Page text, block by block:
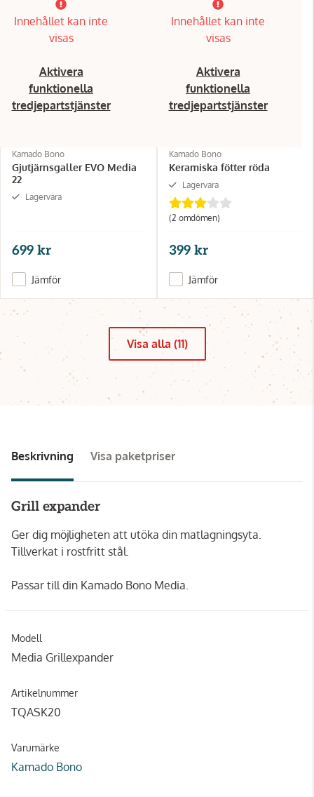
Innehållet kan inte
visas
Aktivera
funktionella
tredjepartstjänster
Kamado Bono
Gjutjärnsgaller EVO Media
22
Lagervara
699 kr
Jämför
Innehållet kan inte
visas
Aktivera
funktionella
tredjepartstjänster
Kamado Bono
Keramiska fötter röda
Lagervara
(2 omdömen)
399 kr
Jämför
Visa alla (11)
Beskrivning Visa paketpriser
Grill expander
Ger dig möjligheten att utöka din matlagningsyta.
Tillverkat i rostfritt stål.
Passar till din Kamado Bono Media.
Modell
Media Grillexpander
Artikelnummer
TQASK20
Varumärke
Kamado Bono